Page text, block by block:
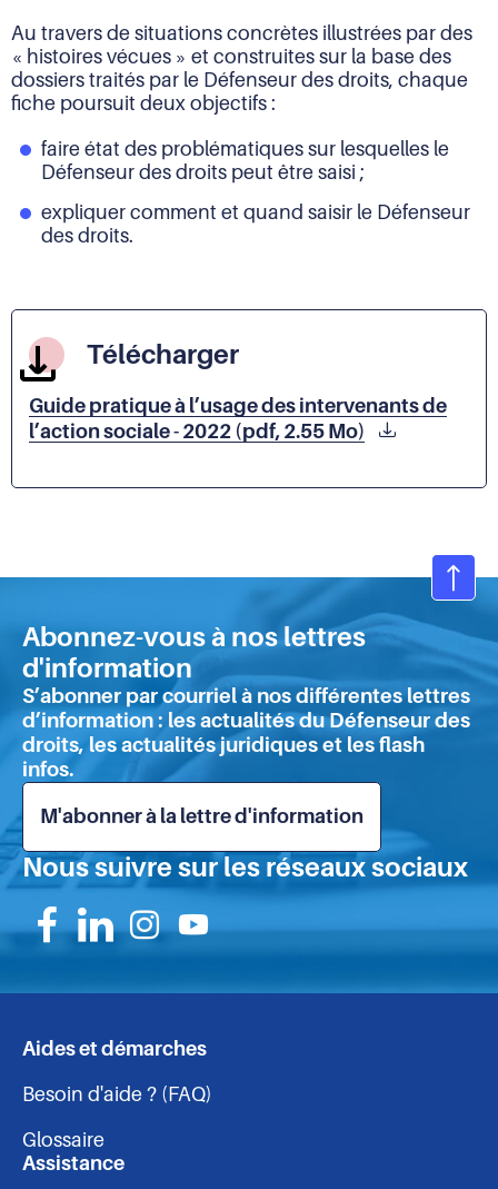
Au travers de situations concrètes illustrées par des
« histoires vécues » et construites sur la base des
dossiers traités par le Défenseur des droits, chaque
fiche poursuit deux objectifs :
faire état des problématiques sur lesquelles le
Défenseur des droits peut être saisi ;
expliquer comment et quand saisir le Défenseur
des droits.
Télécharger
Guide pratique à l’usage des intervenants de
l’action sociale - 2022 (pdf, 2.55 Mo)
de
Abonnez-vous à nos lettres
d'information
S’abonner par courriel à nos différentes lettres
d’information : les actualités du Défenseur des
droits, les actualités juridiques et les flash
infos.
M'abonner à la lettre d'information
Nous suivre sur les réseaux sociaux
Suivez-
nous
sur
Suivez-
nous
sur
Suivez-
nous
sur
Suivez-
nous
Navigation
-
Aides et démarches
Besoin d'aide ? (FAQ)
Glossaire
Assistance